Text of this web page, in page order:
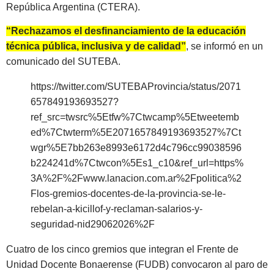
República Argentina (CTERA).
“Rechazamos el desfinanciamiento de la educación
técnica pública, inclusiva y de calidad”, se informó en un
comunicado del SUTEBA.
https://twitter.com/SUTEBAProvincia/status/2071
657849193693527?
ref_src=twsrc%5Etfw%7Ctwcamp%5Etweetemb
ed%7Ctwterm%5E2071657849193693527%7Ct
wgr%5E7bb263e8993e6172d4c796cc99038596
b224241d%7Ctwcon%5Es1_c10&ref_url=https%
3A%2F%2Fwww.lanacion.com.ar%2Fpolitica%2
Flos-gremios-docentes-de-la-provincia-se-le-
rebelan-a-kicillof-y-reclaman-salarios-y-
seguridad-nid29062026%2F
Cuatro de los cinco gremios que integran el Frente de
Unidad Docente Bonaerense (FUDB) convocaron al paro de